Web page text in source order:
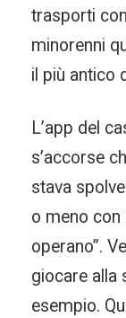
trasporti
minorenni
il più antico
L’app del
s’accorse
stava
o meno con
operano”.
giocare alla
esempio.